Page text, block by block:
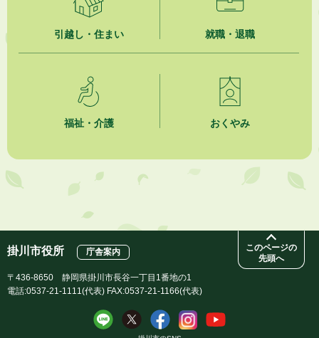
【日本DX大賞2026】ポスターセッション最優秀賞を受賞しました！
2026年8月4日
市民の勇気ある応急手当に感謝状を贈呈しました
夏季休暇期間 開業医等診療予定
企業版ふるさと納税（地方創生応援税制）のお願い
引越し・住まい 就職・退職
福祉・介護 おくやみ
このページの
先頭へ
掛川市役所 庁舎案内
〒436-8650 静岡県掛川市長谷一丁目1番地の1
電話:0537-21-1111(代表) FAX:0537-21-1166(代表)